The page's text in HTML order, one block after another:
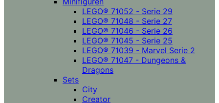
LEGO® 71052 - Serie 29
LEGO® 71048 - Serie 27
LEGO® 71046 - Serie 26
LEGO® 71045 - Serie 25
LEGO® 71039 - Marvel Serie 2
LEGO® 71047 - Dungeons &
Dragons
Sets
City
Creator